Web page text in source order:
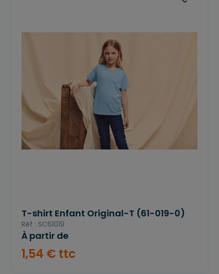
T-shirt Enfant Original-T (61-019-0)
Réf : SC61019
À partir de
1,54 € ttc